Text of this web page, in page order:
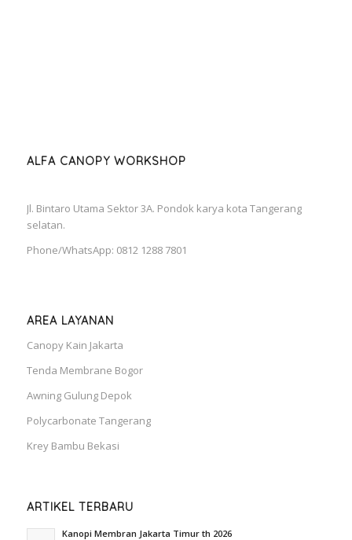
ALFA CANOPY WORKSHOP
Jl. Bintaro Utama Sektor 3A. Pondok karya kota Tangerang
selatan.
Phone/WhatsApp: 0812 1288 7801
AREA LAYANAN
Canopy Kain Jakarta
Tenda Membrane Bogor
Awning Gulung Depok
Polycarbonate Tangerang
Krey Bambu Bekasi
ARTIKEL TERBARU
Kanopi Membran Jakarta Timur th 2026